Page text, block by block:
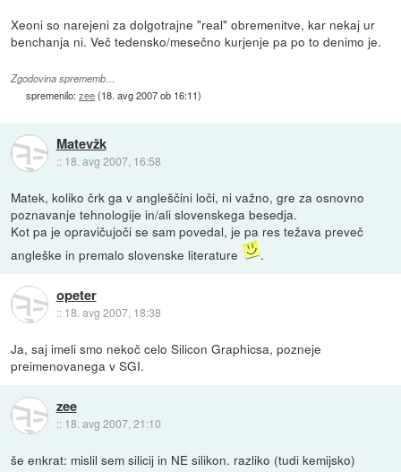
Xeoni so narejeni za dolgotrajne "real" obremenitve, kar nekaj ur
benchanja ni. Več tedensko/mesečno kurjenje pa po to denimo je.
Zgodovina sprememb…
spremenilo:zee(18. avg 2007 ob 16:11)
Matevžk
:: 18. avg 2007, 16:58
Matek, koliko črk ga v angleščini loči, ni važno, gre za osnovno
poznavanje tehnologije in/ali slovenskega besedja.
Kot pa je opravičujoči se sam povedal, je pa res težava preveč
angleške in premalo slovenske literature
.
opeter
:: 18. avg 2007, 18:38
Ja, saj imeli smo nekoč celo Silicon Graphicsa, pozneje
preimenovanega v SGI.
zee
:: 18. avg 2007, 21:10
še enkrat: mislil sem silicij in NE silikon. razliko (tudi kemijsko)